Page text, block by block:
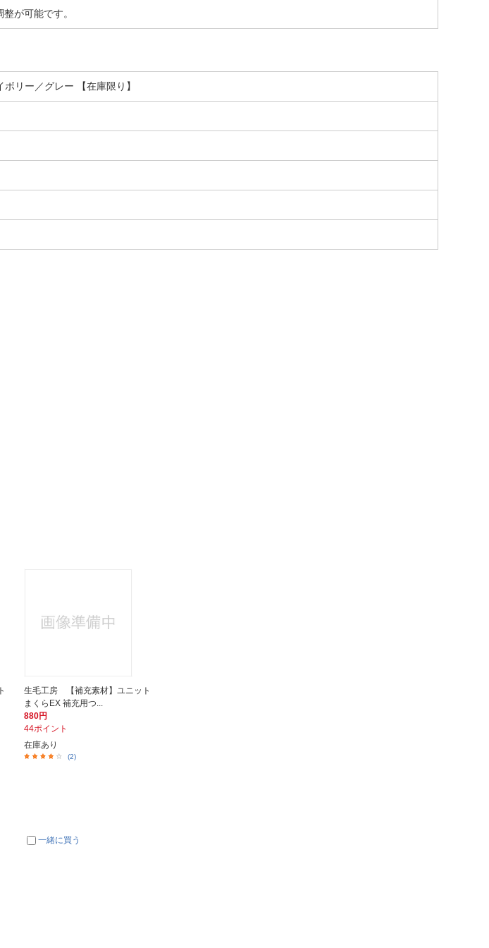
が可能です。
リー／グレー 【在庫限り】
生毛工房 【補充素材】ユニット
まくらEX 補充用つ...
880円
44ポイント
在庫あり
(2)
一緒に買う